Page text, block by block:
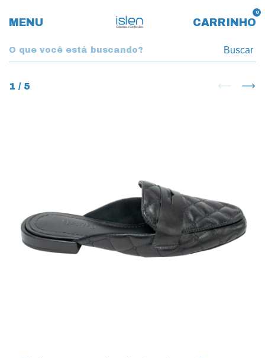
MENU CARRINHO
0
Buscar
1 / 5